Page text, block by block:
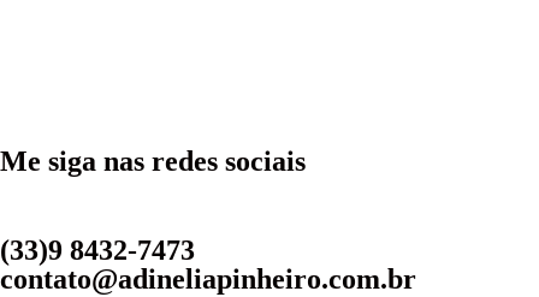
Me siga nas redes sociais
(33)9 8432-7473
contato@adineliapinheiro.com.br